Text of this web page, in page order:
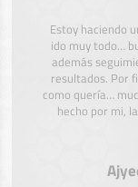
Estoy haciendo
ido muy todo…
además
resultados. Por
como quería…
hecho por mi,